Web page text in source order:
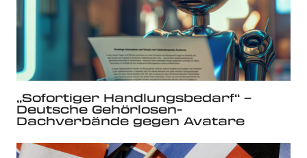
„Sofortiger Handlungsbedarf“ –
Deutsche Gehörlosen-
Dachverbände gegen Avatare